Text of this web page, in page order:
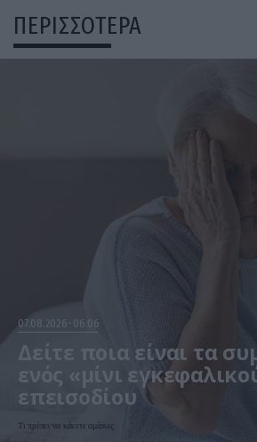
ΠΕΡΙΣΣΟΤΕΡΑ
07.08.2026 06:06
Δείτε ποια είναι τα
ενός «μίνι
επεισοδίου
Τι πρέπει να κάνετε αμέσως